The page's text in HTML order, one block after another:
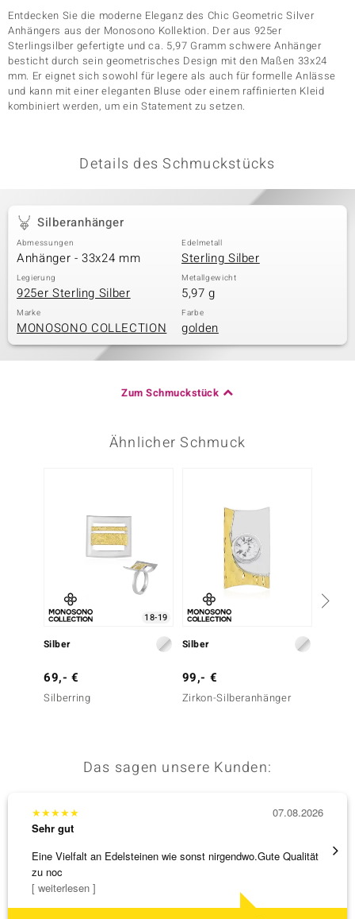
Entdecken Sie die moderne Eleganz des Chic Geometric Silver
Anhängers aus der Monosono Kollektion. Der aus 925er
Sterlingsilber gefertigte und ca. 5,97 Gramm schwere Anhänger
besticht durch sein geometrisches Design mit den Maßen 33x24
mm. Er eignet sich sowohl für legere als auch für formelle Anlässe
und kann mit einer eleganten Bluse oder einem raffinierten Kleid
kombiniert werden, um ein Statement zu setzen.
Details des Schmuckstücks
Silberanhänger
Abmessungen
Anhänger - 33x24 mm
Edelmetall
Sterling Silber
Legierung
925er Sterling Silber
Metallgewicht
5,97 g
Marke
MONOSONO COLLECTION
Farbe
golden
Zum Schmuckstück
Ähnlicher Schmuck
18-19
Silber
69,- €
Silberring
Silber
99,- €
Zirkon-Silberanhänger
Das sagen unsere Kunden:
★★★★★
Sehr gut
Eine Vielfalt an Edelsteinen wie sonst nirgendwo.Gute Qualität
zu noc
[ weiterlesen ]
07.08.2026
Die